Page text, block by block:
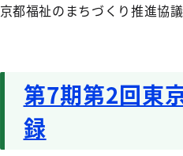
京都福祉のまちづくり推進協
第7期第2回東
録